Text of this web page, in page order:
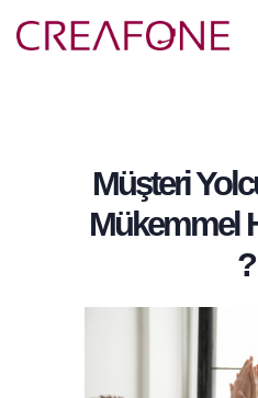
Müşteri
Mükemmel
?